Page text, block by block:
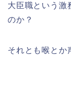
大臣職という激
のか？
それとも喉とか